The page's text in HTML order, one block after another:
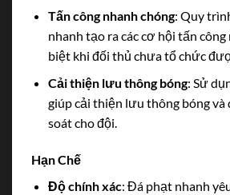
Tấn công nhanh chóng: Quy
nhanh tạo ra các cơ hội tấn công
biệt khi đối thủ chưa tổ chức
Cải thiện lưu thông bóng: Sử
giúp cải thiện lưu thông bóng và
soát cho đội.
Hạn Chế
Độ chính xác: Đá phạt nhanh